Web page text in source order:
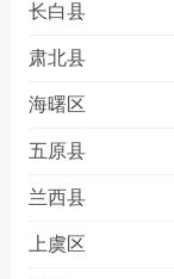
长白县
肃北县
海曙区
五原县
兰西县
上虞区